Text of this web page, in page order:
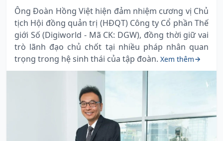
Ông Đoàn Hồng Việt hiện đảm nhiệm cương vị Chủ
tịch Hội đồng quản trị (HĐQT) Công ty Cổ phần Thế
giới Số (Digiworld - Mã CK: DGW), đồng thời giữ vai
trò lãnh đạo chủ chốt tại nhiều pháp nhân quan
trọng trong hệ sinh thái của tập đoàn. Xem thêm